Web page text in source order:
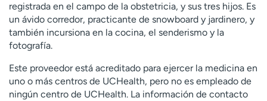
o
n
t
r
a
r
registrada en el campo de la obstetricia, y sus tres hijos. Es
un ávido corredor, practicante de snowboard y jardinero, y
también incursiona en la cocina, el senderismo y la
fotografía.
Este proveedor está acreditado para ejercer la medicina en
uno o más centros de UCHealth, pero no es empleado de
ningún centro de UCHealth. La información de contacto